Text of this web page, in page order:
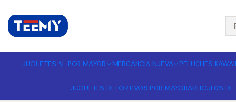
JUGUETES AL POR MAYOR MERCANCIA NUEVA PELUCHES
JUGUETES DEPORTIVOS POR MAYORARTICULOS